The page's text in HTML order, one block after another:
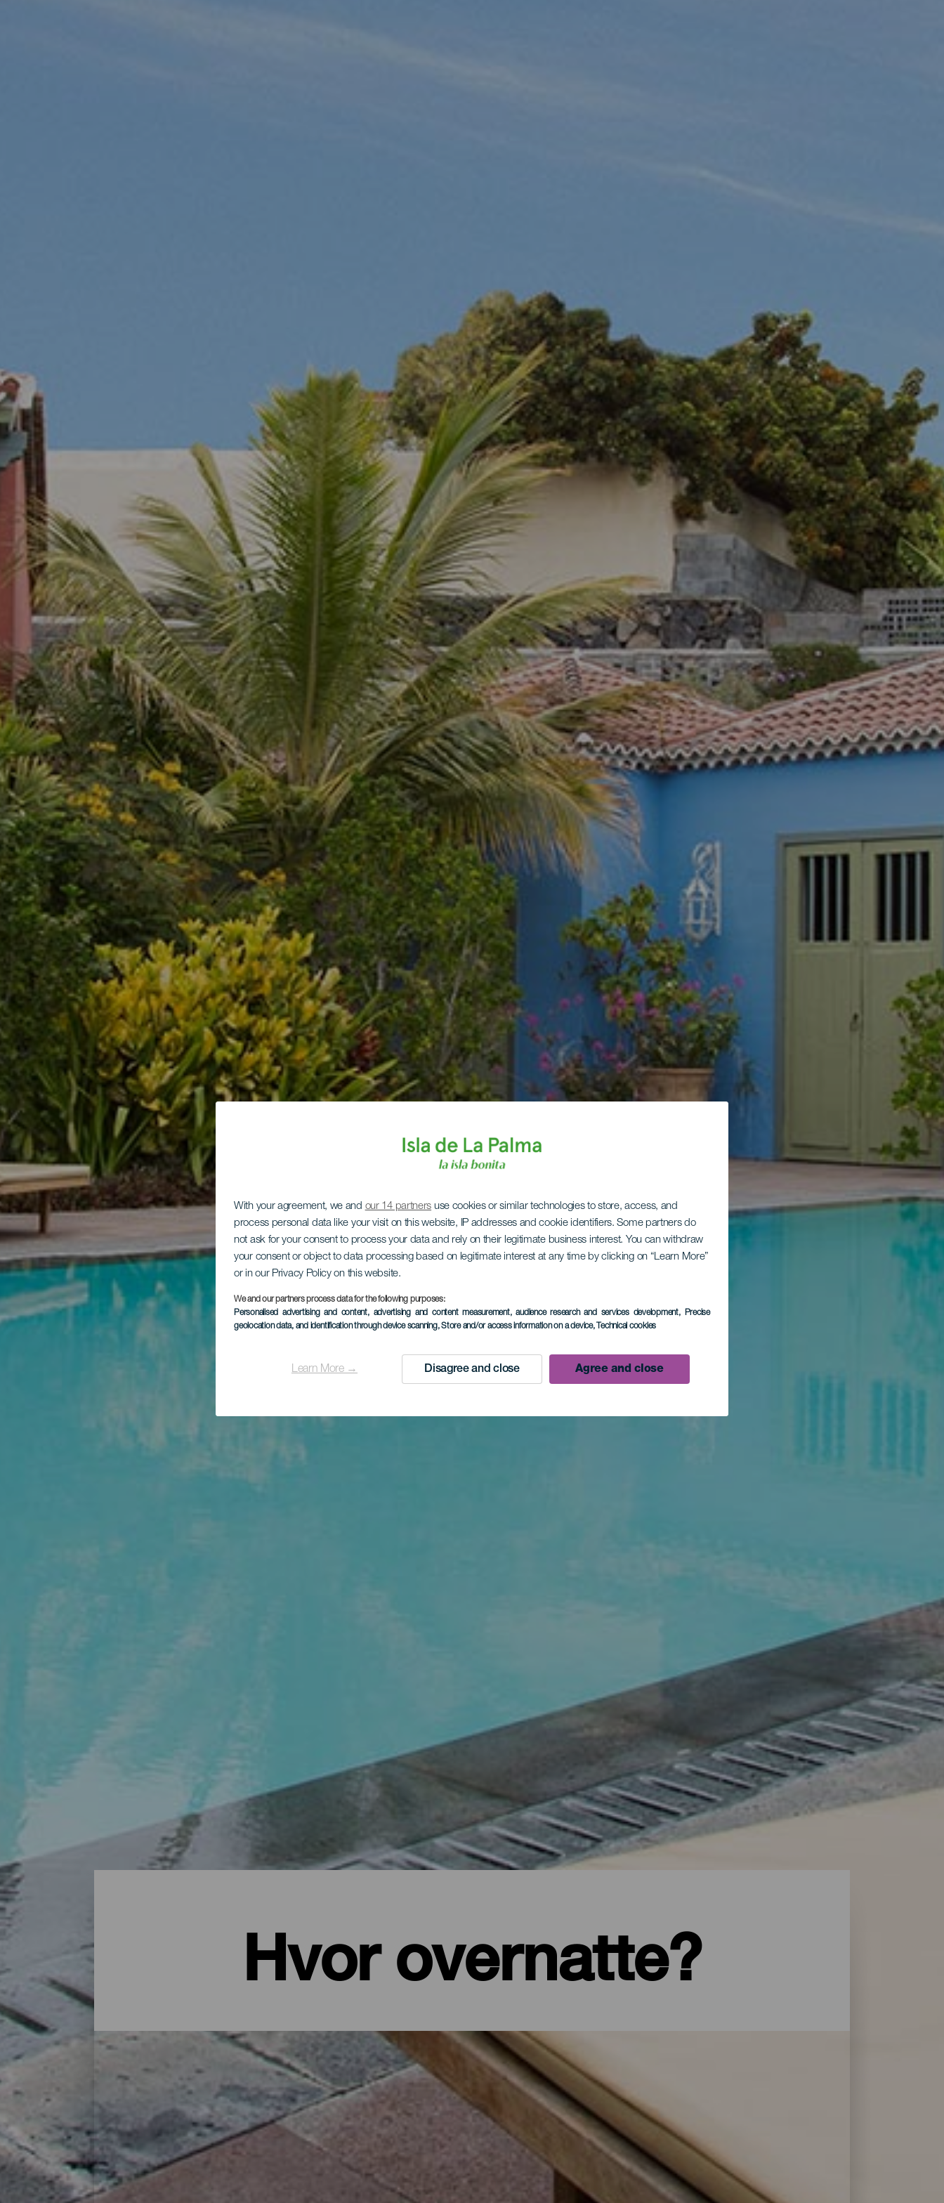
With your agreement, we and our 14 partners use cookies or similar technologies to store, access, and
process personal data like your visit on this website, IP addresses and cookie identifiers. Some partners do
not ask for your consent to process your data and rely on their legitimate business interest. You can withdraw
your consent or object to data processing based on legitimate interest at any time by clicking on “Learn More”
or in our Privacy Policy on this website.
We and our partners process data for the following purposes:
Personalised advertising and content, advertising and content measurement, audience research and services development, Precise
geolocation data, and identification through device scanning, Store and/or access information on a device, Technical cookies
Learn More → Disagree and close Agree and close
Hvor overnatte?
Overnatting i La Palma: Hoteller, leiligheter...
Et hus på landet midt i naturen, en leilighet ved sjøen eller et pittoresk hotell omgitt av natur og med alle typer service og omsorg: La Palma har et
godt utvalg bosteder for alle typer reisende på sine drøyt 700 kvadratkilometer. I dette utvalget av de beste overnattingsstedene på La Isla Bonita
finner du det perfekte stedet for deg å lade batteriene etter en dag på øya eller for å koble av fra hverdagen i flere dager.